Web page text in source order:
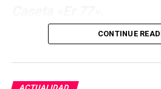
Marchena en la
Málaga
Duques de Montpensier.
CONTINUE